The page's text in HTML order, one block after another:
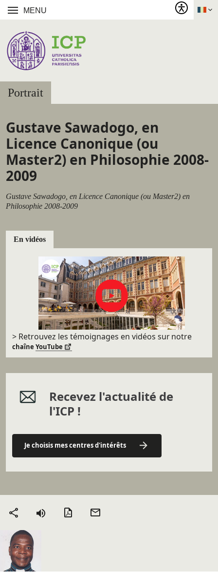
MENU
Portrait
Gustave Sawadogo, en
Licence Canonique (ou
Master2) en Philosophie 2008-
2009
Gustave Sawadogo, en Licence Canonique (ou Master2) en
Philosophie 2008-2009
En vidéos
> Retrouvez les témoignages en vidéos surnotre
chaîne YouTube
Recevez l'actualité de
l'ICP !
Je choisis mes centres d'intérêts
Partager Version PDF